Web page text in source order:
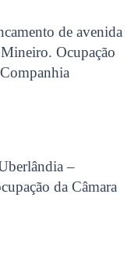
de avenida
Ocupação
–
da Câmara